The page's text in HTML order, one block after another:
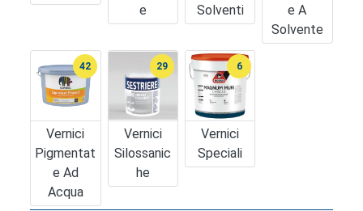
E
Solventi
E A
Solvente
Vernici
Pigmentat
E Ad
Acqua
42
Vernici
Silossanic
He
29
Vernici
Speciali
6